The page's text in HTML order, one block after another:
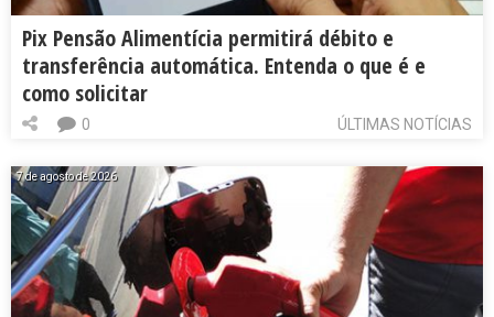
Pix Pensão Alimentícia permitirá débito e
transferência automática. Entenda o que é e
como solicitar
ÚLTIMAS NOTÍCIAS
0
7 de agosto de 2026